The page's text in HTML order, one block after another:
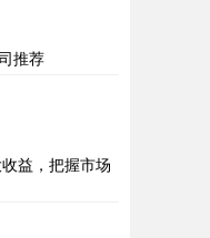
推荐
益，把握市场